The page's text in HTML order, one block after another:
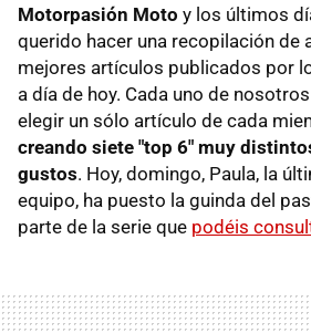
Motorpasión Moto y los últimos
querido hacer una recopilación de
mejores artículos publicados por
a día de hoy. Cada uno de
elegir un sólo artículo de cada
creando siete "top 6" muy
gustos. Hoy, domingo, Paula, la
equipo, ha puesto la guinda del
parte de la serie que podéis